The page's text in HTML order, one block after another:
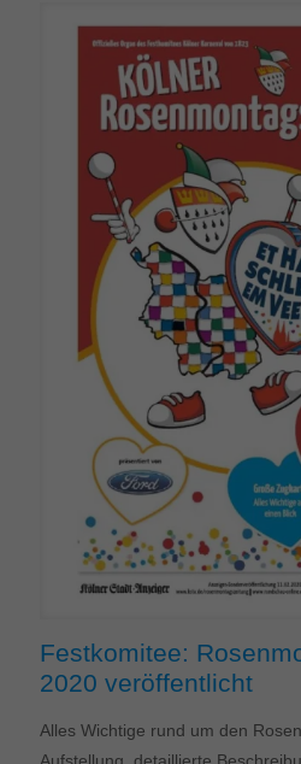
Festkomitee:
2020 veröffentlicht
Alles Wichtige rund um den